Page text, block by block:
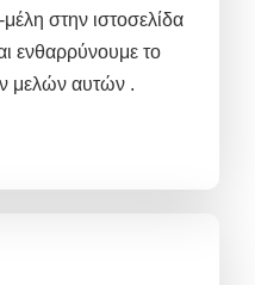
μέλη στην ιστοσελίδα
ενθαρρύνουμε το
μελών αυτών .